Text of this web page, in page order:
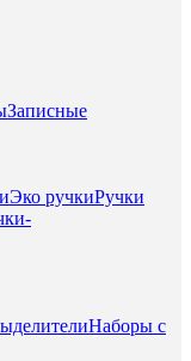
Записные
Эко ручкиРучки
Наборы с